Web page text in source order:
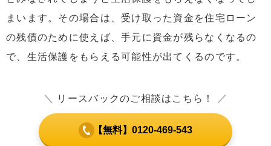
まいます。その場合は、受け取った資金を住宅ローン
の残債のために使えば、手元に資金が残らなくなるの
で、生活保護をもらえる可能性が出てくるのです。
＼ リースバックのご相談はこちら！ ／
【無料】0120-469-543